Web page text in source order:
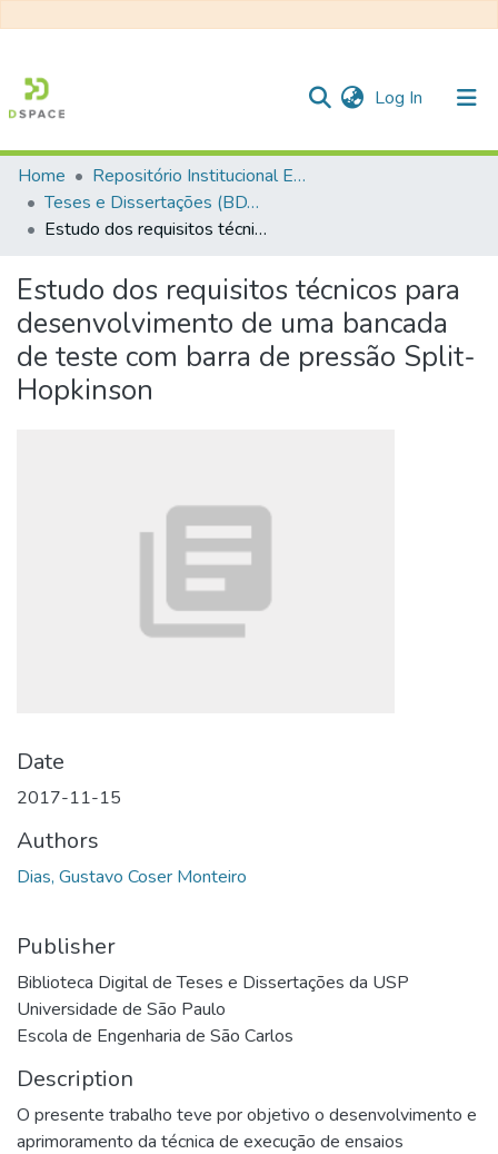
Log In (current)
Communities & Collections
All of DSpace
Statistics
Home
Repositório Institucional EESC
Teses e Dissertações (BDTD USP)
Estudo dos requisitos técnicos para desenvolvimento de uma bancada de teste com barra de pressão Split-Hopkinson
Estudo dos requisitos técnicos para
desenvolvimento de uma bancada
de teste com barra de pressão Split-
Hopkinson
Date
2017-11-15
Authors
Dias, Gustavo Coser Monteiro
Publisher
Biblioteca Digital de Teses e Dissertações da USP
Universidade de São Paulo
Escola de Engenharia de São Carlos
Description
O presente trabalho teve por objetivo o desenvolvimento e
aprimoramento da técnica de execução de ensaios